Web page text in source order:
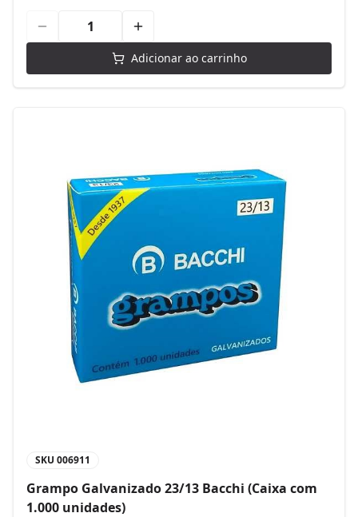
Adicionar ao carrinho
SKU 006911
Grampo Galvanizado 23/13 Bacchi (Caixa com
1.000 unidades)